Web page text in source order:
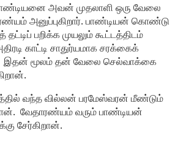
அவன் முதலாளி ஒரு வேலை
அனுப்புகிறார். பாண்டியன் கொண்டு
பறிக்க முயலும் கூட்டத்திடம்
காட்டி சாதுர்யமாக சரக்கைக்
இதன் மூலம் தன் வேலை செல்வாக்கை
வந்த வில்லன் பரமேஸ்வரன் மீண்டும்
வேதாரண்யம் வரும் பாண்டியன்
சேர்கிறான்.